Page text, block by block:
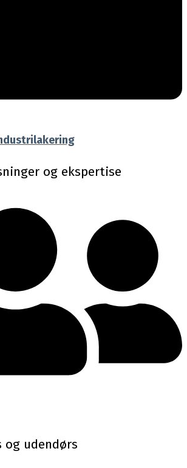
og ekspertise
og udendørs